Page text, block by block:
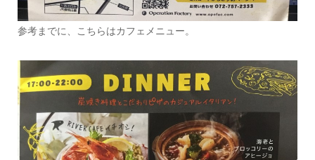
参考までに、こちらはカフェメニュー。